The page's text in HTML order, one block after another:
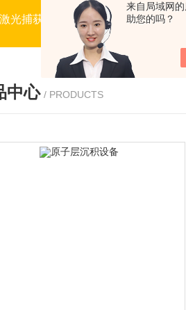
来自局域网
助您的吗？
DNA/RNA合成仪，半导体行业仪器设备，生命科学仪器，光刻机，
中心 / PRODUCTS